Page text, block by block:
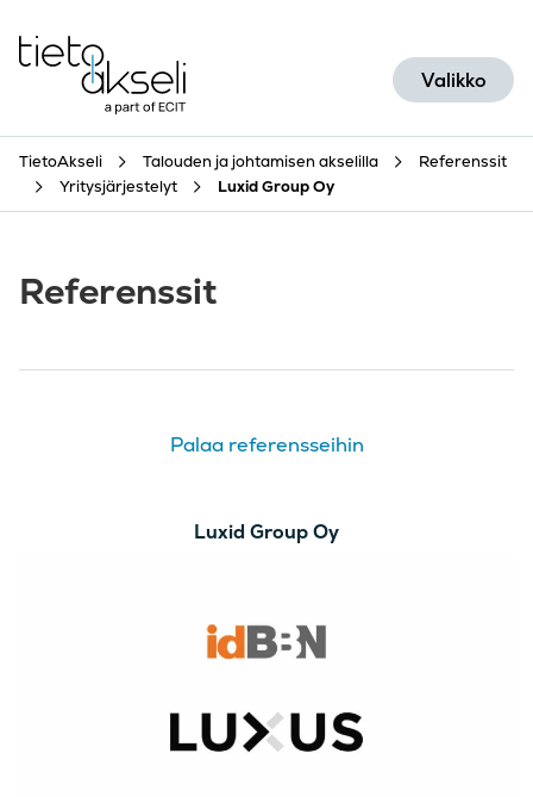
Valikko
TietoAkseli Talouden ja johtamisen akselilla
Referenssit
Yritysjärjestelyt
Luxid Group Oy
Referenssit
Palaa referensseihin
Luxid Group Oy